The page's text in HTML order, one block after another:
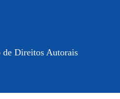
de Direitos Autorais